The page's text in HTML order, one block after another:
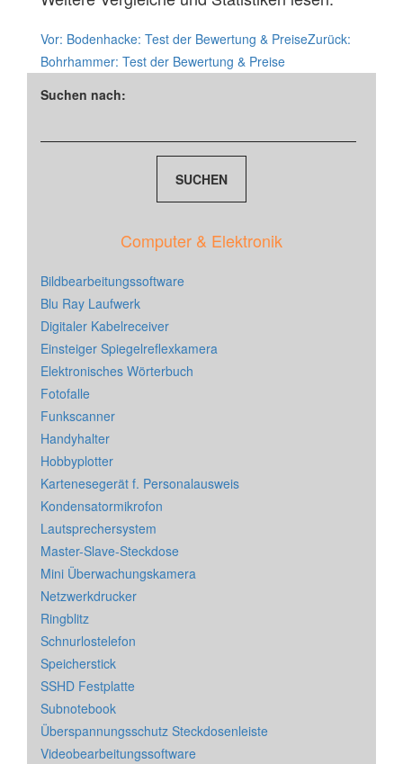
Vor: Bodenhacke: Test der Bewertung & PreiseZurück:
Bohrhammer: Test der Bewertung & Preise
Suchen nach:
Computer & Elektronik
Bildbearbeitungssoftware
Blu Ray Laufwerk
Digitaler Kabelreceiver
Einsteiger Spiegelreflexkamera
Elektronisches Wörterbuch
Fotofalle
Funkscanner
Handyhalter
Hobbyplotter
Kartenesegerät f. Personalausweis
Kondensatormikrofon
Lautsprechersystem
Master-Slave-Steckdose
Mini Überwachungskamera
Netzwerkdrucker
Ringblitz
Schnurlostelefon
Speicherstick
SSHD Festplatte
Subnotebook
Überspannungsschutz Steckdosenleiste
Videobearbeitungssoftware